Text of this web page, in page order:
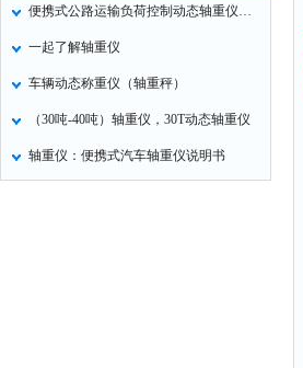
便携式公路运输负荷控制动态轴重仪各系统参数
一起了解轴重仪
车辆动态称重仪（轴重秤）
（30吨-40吨）轴重仪，30T动态轴重仪
轴重仪：便携式汽车轴重仪说明书